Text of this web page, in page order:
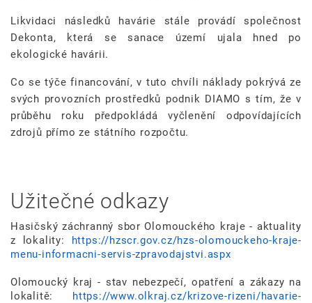
Likvidaci následků havárie stále provádí společnost
Dekonta, která se sanace území ujala hned po
ekologické havárii.
Co se týče financování, v tuto chvíli náklady pokrývá ze
svých provozních prostředků podnik DIAMO s tím, že v
průběhu roku předpokládá vyčlenění odpovídajících
zdrojů přímo ze státního rozpočtu.
Užitečné odkazy
Hasičský záchranný sbor Olomouckého kraje - aktuality
z lokality: https://hzscr.gov.cz/hzs-olomouckeho-kraje-
menu-informacni-servis-zpravodajstvi.aspx
Olomoucký kraj - stav nebezpečí, opatření a zákazy na
lokalitě: https://www.olkraj.cz/krizove-rizeni/havarie-